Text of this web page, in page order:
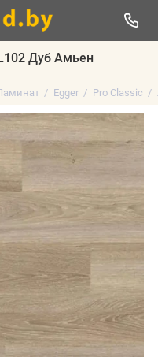
Дуб Амьен
Egger Pro Classic